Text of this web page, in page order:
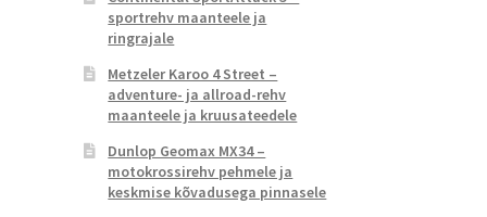
sportrehv maanteele ja
ringrajale
Metzeler Karoo 4 Street –
adventure- ja allroad-rehv
maanteele ja kruusateedele
Dunlop Geomax MX34 –
motokrossirehv pehmele ja
keskmise kõvadusega pinnasele